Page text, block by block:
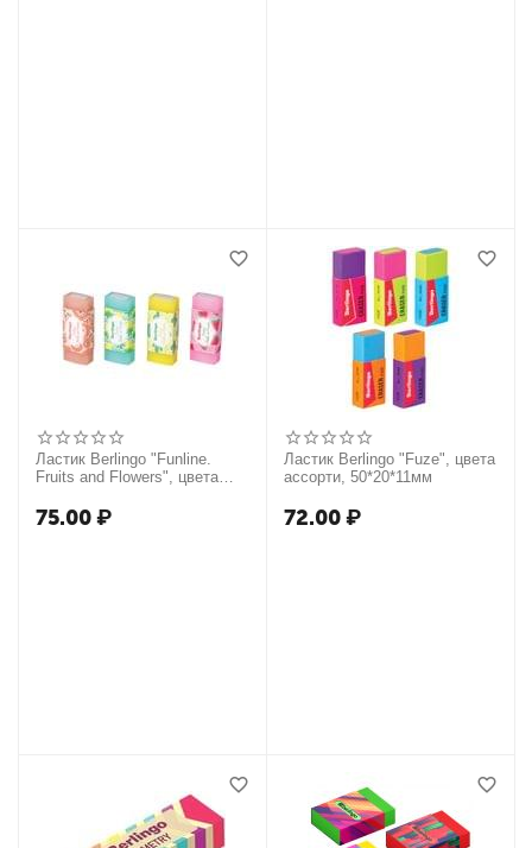
Ластик Berlingo "Funline.
Fruits and Flowers", цвета
75.00₽
Ластик Berlingo "Fuze", цвета
ассорти, 50*20*11мм
72.00₽